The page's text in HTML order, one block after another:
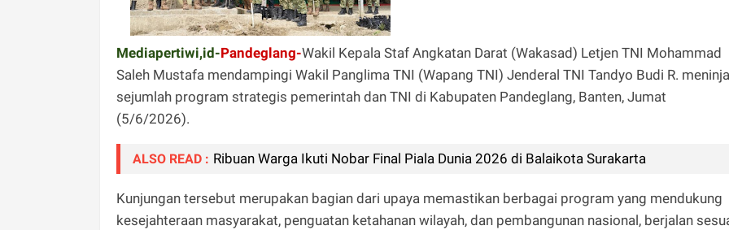
Mediapertiwi,id-Pandeglang-Wakil Kepala Staf Angkatan Darat (Wakasad) Letjen TNI Mohammad
Saleh Mustafa mendampingi Wakil Panglima TNI (Wapang TNI) Jenderal TNI Tandyo Budi R.
sejumlah program strategis pemerintah dan TNI di Kabupaten Pandeglang, Banten, Jumat
(5/6/2026).
ALSO READ : Ribuan Warga Ikuti Nobar Final Piala Dunia 2026 di Balaikota Surakarta
Kunjungan tersebut merupakan bagian dari upaya memastikan berbagai program yang mendukung
kesejahteraan masyarakat, penguatan ketahanan wilayah, dan pembangunan nasional, berjalan